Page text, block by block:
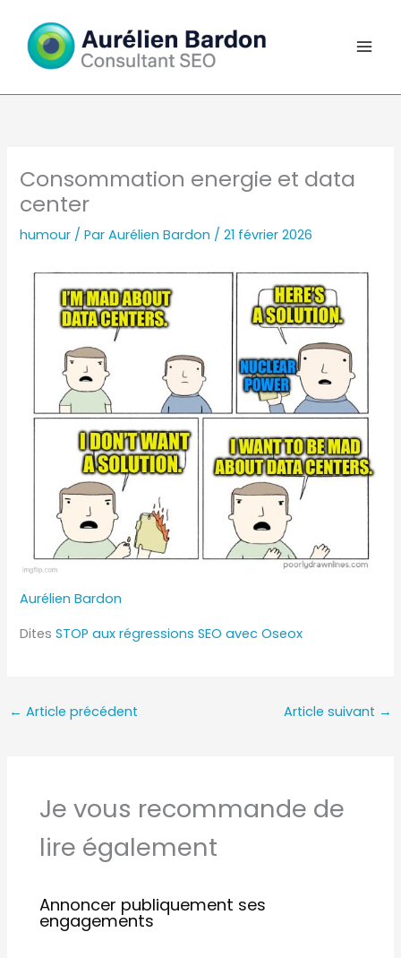
contenu
Consommation energie et data
center
humour / ParAurélien Bardon /21 février 2026
Aurélien Bardon
DitesSTOP aux régressions SEO avec Oseox
← Article précédent Article suivant →
Je vous recommande de
lire également
Annoncer publiquement ses
engagements